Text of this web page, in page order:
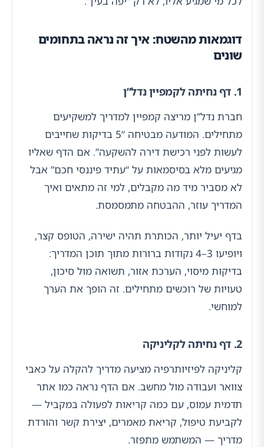
דוגמאות מהשטח: איך זה נראה בתחומים
שונים
1. דף נחיתה לקמפיין נדל”ן
חברת נדל”ן מריצה קמפיין למדריך למשקיעים
מתחילים. המודעה מבטיחה “5 בדיקות שחייבים
לעשות לפני רכישת דירה להשקעה”. אם הדף שאליו
מגיעים מלא בסיסמאות על “עתיד פיננסי חכם” אבל
לא מסביר מיד מה מקבלים, למי זה מתאים ואיך
המדריך עוזר, ההבטחה מתמסמסת.
בדף יעיל יותר, הכותרת תהיה ישירה, הטופס קצר,
ויופיעו 3–4 נקודות ברורות מתוך תוכן המדריך:
בדיקות מיסוי, הערכת אזור, תשואה מול סיכון,
טעויות של רוכשים מתחילים. זה הופך את הערך
למוחשי.
2. דף נחיתה לקליניקה
קליניקה לפיזיותרפיה מציעה מדריך להקלה על כאבי
צוואר ועבודה מול מחשב. אם הדף נראה כמו אתר
תדמית עמוס, עם כמה קריאות לפעולה במקביל —
לקביעת טיפול, קריאת מאמרים, יצירת קשר והורדת
מדריך — המשתמש מתפזר.